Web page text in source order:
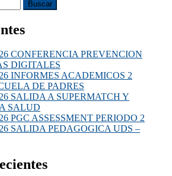
CONFERENCIA PREVENCION
DIGITALES
INFORMES ACADEMICOS 2
DE PADRES
SALIDA A SUPERMATCH Y
SALUD
PGC ASSESSMENT PERIODO 2
SALIDA PEDAGOGICA UDS –